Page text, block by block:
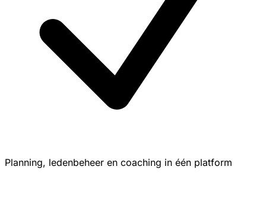
Planning, ledenbeheer en coaching in één platform